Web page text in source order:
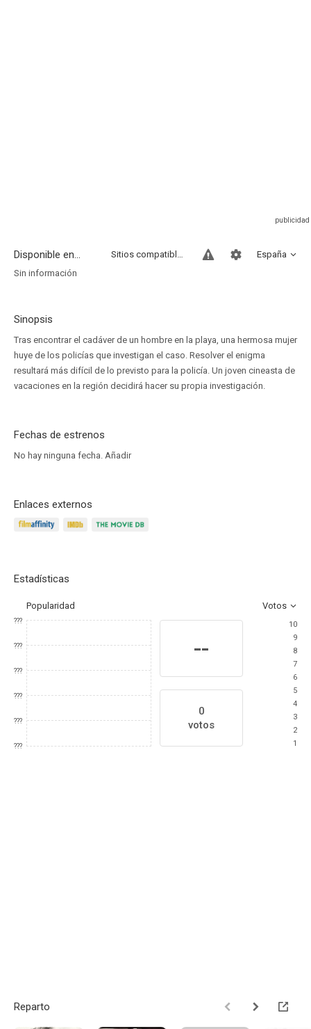
Disponible en... España
Sitios compatibles
Sin información
Sinopsis
Tras encontrar el cadáver de un hombre en la playa, una hermosa mujer
huye de los policías que investigan el caso. Resolver el enigma
resultará más difícil de lo previsto para la policía. Un joven cineasta de
vacaciones en la región decidirá hacer su propia investigación.
Fechas de estrenos
No hay ninguna fecha. Añadir
Enlaces externos
Estadísticas
Popularidad Votos
???
???
???
???
???
???
--
0
votos
10
9
8
7
6
5
4
3
2
1
Reparto